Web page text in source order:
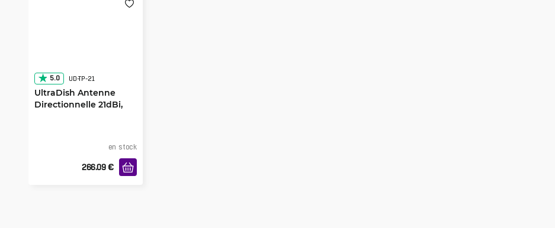
5.0 UD-TP-21
UltraDish Antenne
Directionnelle 21dBi,
en stock
266.09 €